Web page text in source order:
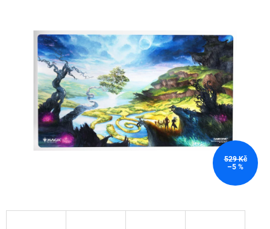
hvězdiček.
529 Kč
–5 %